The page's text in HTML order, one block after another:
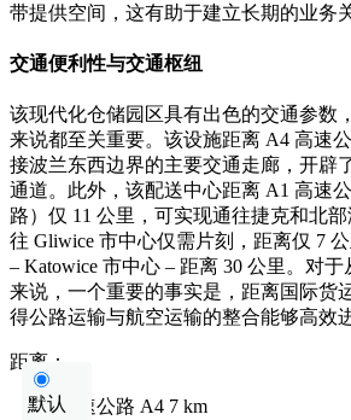
带提供空间，这有助于建立长期的业务
交通便利性与交通枢纽
该现代化仓储园区具有出色的交通参数
来说都至关重要。该设施距离 A4 高速
接波兰东西边界的主要交通走廊，开辟
通道。此外，该配送中心距离 A1 高速
路）仅 11 公里，可实现通往捷克和北
往 Gliwice 市中心仅需片刻，距离仅 7
– Katowice 市中心 – 距离 30 公里。对
来说，一个重要的事实是，距离国际货
得公路运输与航空运输的整合能够高效
默认
距离：
高速公路 A4 7 km